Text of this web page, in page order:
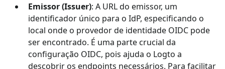
Emissor (Issuer): A URL do emissor, um
identificador único para o IdP, especificando o
local onde o provedor de identidade OIDC pode
ser encontrado. É uma parte crucial da
configuração OIDC, pois ajuda o Logto a
descobrir os endpoints necessários. Para facilitar